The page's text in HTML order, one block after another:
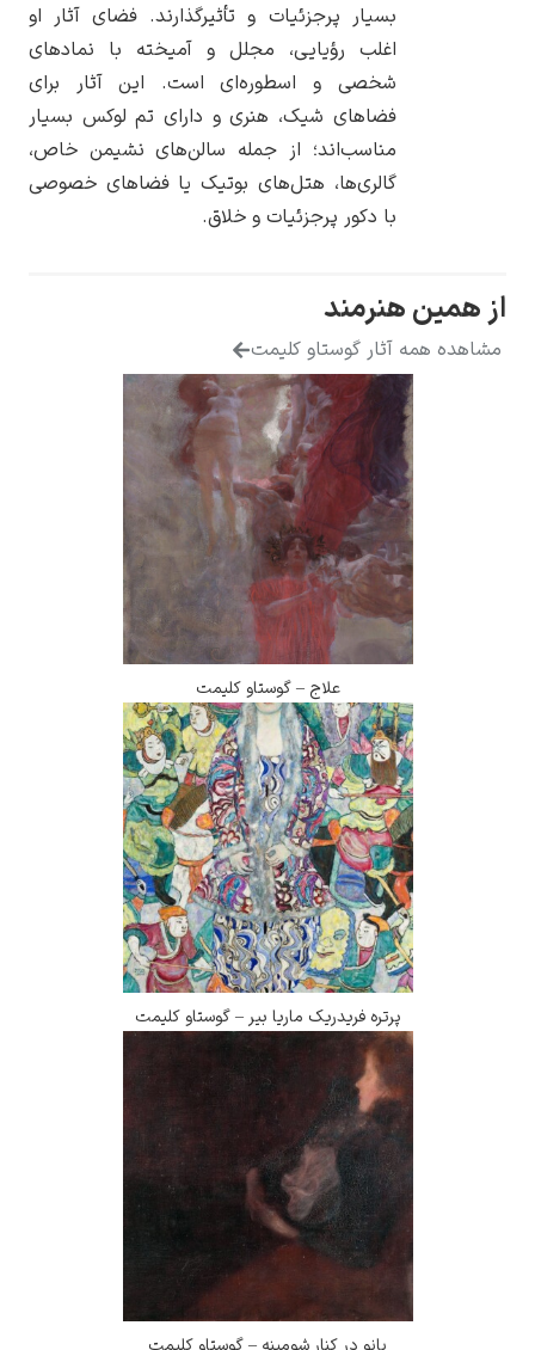
بسیار پرجزئیات و تأثیرگذارند. فضای آثار او
اغلب رؤیایی، مجلل و آمیخته با نمادهای
شخصی و اسطوره‌ای است. این آثار برای
فضاهای شیک، هنری و دارای تم لوکس بسیار
مناسب‌اند؛ از جمله سالن‌های نشیمن خاص،
گالری‌ها، هتل‌های بوتیک یا فضاهای خصوصی
با دکور پرجزئیات و خلاق.
هنرمند
آثار گوستاو کلیمت
علاج – گوستاو کلیمت
پرتره فریدریک ماریا بیر – گوستاو کلیمت